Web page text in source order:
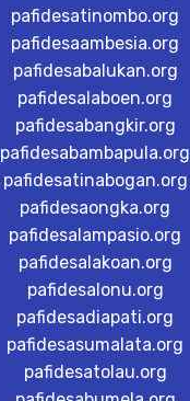
pafidesatinombo.org
pafidesaambesia.org
pafidesabalukan.org
pafidesalaboen.org
pafidesabangkir.org
pafidesabambapula.org
pafidesatinabogan.org
pafidesaongka.org
pafidesalampasio.org
pafidesalakoan.org
pafidesalonu.org
pafidesadiapati.org
pafidesasumalata.org
pafidesatolau.org